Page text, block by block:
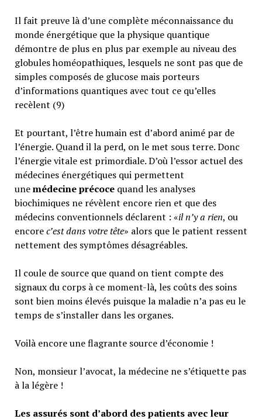
Il fait preuve là d’une complète méconnaissance du
monde énergétique que la physique quantique
démontre de plus en plus par exemple au niveau des
globules homéopathiques, lesquels ne sont pas que de
simples composés de glucose mais porteurs
d’informations quantiques avec tout ce qu’elles
recèlent (9)
Et pourtant, l’être humain est d’abord animé par de
l’énergie. Quand il la perd, on le met sous terre. Donc
l’énergie vitale est primordiale. D’où l’essor actuel des
médecines énergétiques qui permettent
unemédecine précoce quand les analyses
biochimiques ne révèlent encore rien et que des
médecins conventionnels déclarent : «il n’y a rien, ou
encorec’est dans votre tête» alors que le patient ressent
nettement des symptômes désagréables.
Il coule de source que quand on tient compte des
signaux du corps à ce moment-là, les coûts des soins
sont bien moins élevés puisque la maladie n’a pas eu le
temps de s’installer dans les organes.
Voilà encore une flagrante source d’économie !
Non, monsieur l’avocat, la médecine ne s’étiquette pas
à la légère !
Les assurés sont d’abord des patients avec leur